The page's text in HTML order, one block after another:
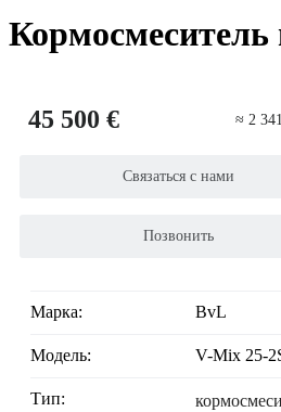
45 500 € ≈ 2
Связаться с нами
Позвонить
Марка: BvL
Модель: V-Mix 25-
Тип: